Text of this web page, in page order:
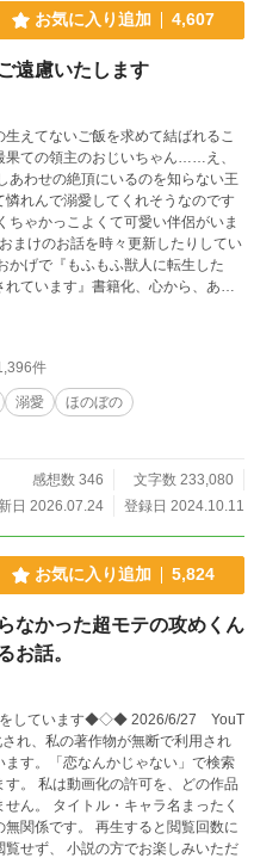
お気に入り追加 4,607
遠慮いたします
生えてないご飯を求めて結ばれるこ
果ての領主のおじいちゃん……え、
わせの絶頂にいるのを知らない王
れんで溺愛してくれそうなのです
ちゃかっこよくて可愛い伴侶がいま
れています』書籍化、心から、あり
トからどうぞです！ 表紙や動画に
説にはAIを使っておりません
件
溺愛
ほのぼの
感想数 346
文字数 233,080
日 2026.07.24
登録日 2024.10.11
お気に入り追加 5,824
なかった超モテの攻めくん
お話。
しています◆◇◆ 2026/6/27 YouT
れ、私の著作物が無断で利用され
す。「恋なんかじゃない」で検索
どの作品
ん。 タイトル・キャラ名まったく
関係です。 再生すると閲覧回数に
せず、 小説の方でお楽しみいただ